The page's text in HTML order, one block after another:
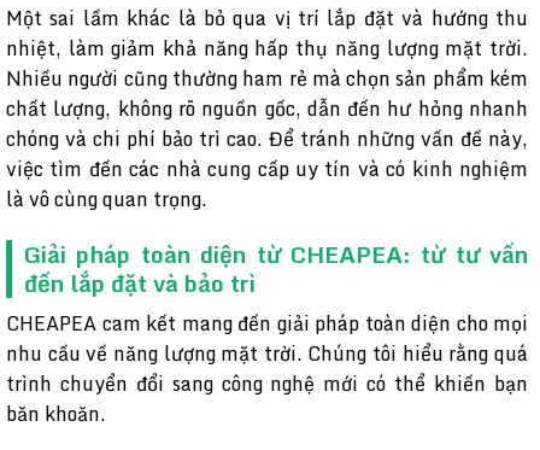
Một sai lầm khác là bỏ qua vị trí lắp đặt và hướng thu
nhiệt, làm giảm khả năng hấp thụ năng lượng mặt trời.
Nhiều người cũng thường ham rẻ mà chọn sản phẩm kém
chất lượng, không rõ nguồn gốc, dẫn đến hư hỏng nhanh
chóng và chi phí bảo trì cao. Để tránh những vấn đề này,
việc tìm đến các nhà cung cấp uy tín và có kinh nghiệm
là vô cùng quan trọng.
Giải pháp toàn diện từ CHEAPEA: từ tư vấn
đến lắp đặt và bảo trì
CHEAPEA cam kết mang đến giải pháp toàn diện cho mọi
nhu cầu về năng lượng mặt trời. Chúng tôi hiểu rằng quá
trình chuyển đổi sang công nghệ mới có thể khiến bạn
băn khoăn.